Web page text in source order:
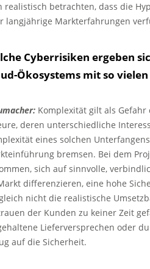
realistisch betrachten, dass die
langjährige Markterfahrungen
Cyberrisiken ergeben
Ökosystems mit so
Komplexität gilt als
deren unterschiedliche
eines solchen
bremsen. Bei dem
sich auf sinnvolle,
differenzieren, eine hohe
nicht die realistische
der Kunden zu keiner Zeit
Lieferversprechen oder
auf die Sicherheit.